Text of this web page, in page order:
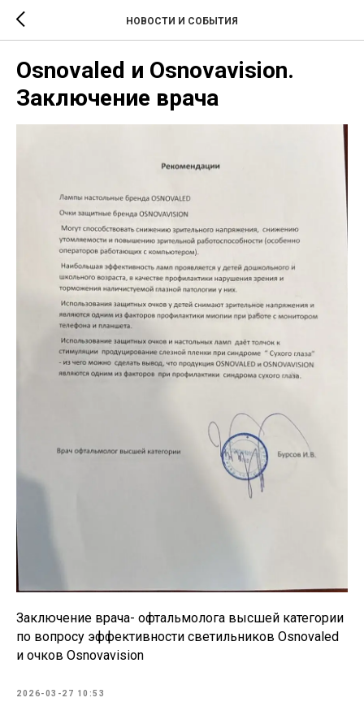
НОВОСТИ И СОБЫТИЯ
Osnovaled и Osnovavision.
Заключение врача
Заключение врача- офтальмолога высшей категории
по вопросу эффективности светильников Osnovaled
и очков Osnovavision
2026-03-27 10:53